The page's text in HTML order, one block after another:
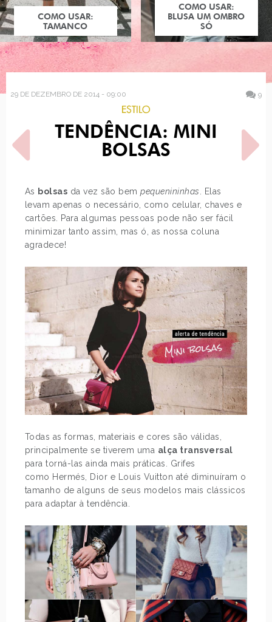
COMO USAR:
TAMANCO
COMO USAR:
BLUSA UM OMBRO
SÓ
29 DE DEZEMBRO DE 2014 - 09:00 9
ESTILO
TENDÊNCIA: MINI
BOLSAS
As bolsas da vez são bempequenininhas
. Elas
levam apenas o necessário, como celular, chaves e
cartões. Para algumas pessoas pode não ser fácil
minimizar tanto assim, mas ó, as nossa coluna
agradece!
Todas as formas, materiais e cores são válidas,
principalmente se tiverem uma alça transversal
para torná-las ainda mais práticas. Grifes
como Hermés, Dior e Louis Vuitton até diminuíram o
tamanho de alguns de seus modelos mais clássicos
para adaptar à tendência.
POST ANTERIOR
LANÇAMENTO - NATURA
VERÃO 2015
PRÓXIMO POST
A SILHUETA DAS PRINCESAS
DISNEY